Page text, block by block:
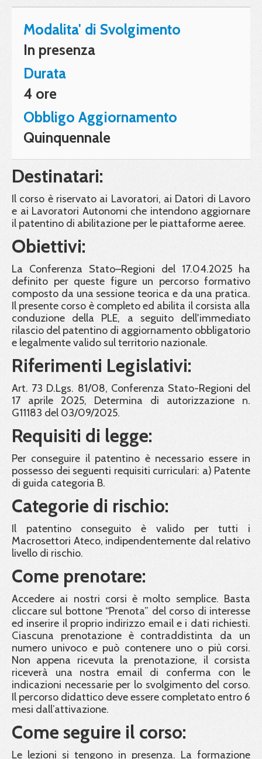
Modalita' di Svolgimento
In presenza
Durata
4 ore
Obbligo Aggiornamento
Quinquennale
Destinatari:
Il corso è riservato ai Lavoratori, ai Datori di Lavoro
e ai Lavoratori Autonomi che intendono aggiornare
il patentino di abilitazione per le piattaforme aeree.
Obiettivi:
La Conferenza Stato–Regioni del 17.04.2025 ha
definito per queste figure un percorso formativo
composto da una sessione teorica e da una pratica.
Il presente corso è completo ed abilita il corsista alla
conduzione della PLE, a seguito dell'immediato
rilascio del patentino di aggiornamento obbligatorio
e legalmente valido sul territorio nazionale.
Riferimenti Legislativi:
Art. 73 D.Lgs. 81/08, Conferenza Stato-Regioni del
17 aprile 2025, Determina di autorizzazione n.
G11183 del 03/09/2025.
Requisiti di legge:
Per conseguire il patentino è necessario essere in
possesso dei seguenti requisiti curriculari: a) Patente
di guida categoria B.
Categorie di rischio:
Il patentino conseguito è valido per tutti i
Macrosettori Ateco, indipendentemente dal relativo
livello di rischio.
Come prenotare:
Accedere ai nostri corsi è molto semplice. Basta
cliccare sul bottone “Prenota” del corso di interesse
ed inserire il proprio indirizzo email e i dati richiesti.
Ciascuna prenotazione è contraddistinta da un
numero univoco e può contenere uno o più corsi.
Non appena ricevuta la prenotazione, il corsista
riceverà una nostra email di conferma con le
indicazioni necessarie per lo svolgimento del corso.
Il percorso didattico deve essere completato entro 6
mesi dall’attivazione.
Come seguire il corso:
Le lezioni si tengono in presenza. La formazione